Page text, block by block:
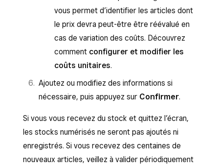
vous permet d’identifier les articles dont
le prix devra peut-être être réévalué en
cas de variation des coûts. Découvrez
comment configurer et modifier les
coûts unitaires.
Ajoutez ou modifiez des informations si
nécessaire, puis appuyez sur Confirmer.
Si vous vous recevez du stock et quittez l’écran,
les stocks numérisés ne seront pas ajoutés ni
enregistrés. Si vous recevez des centaines de
nouveaux articles, veillez à valider périodiquement